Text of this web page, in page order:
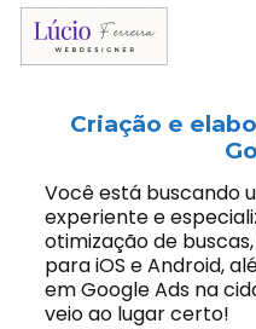
Criação e
Você está buscando
experiente e
otimização de
para iOS e Android,
em Google Ads na
veio ao lugar certo!